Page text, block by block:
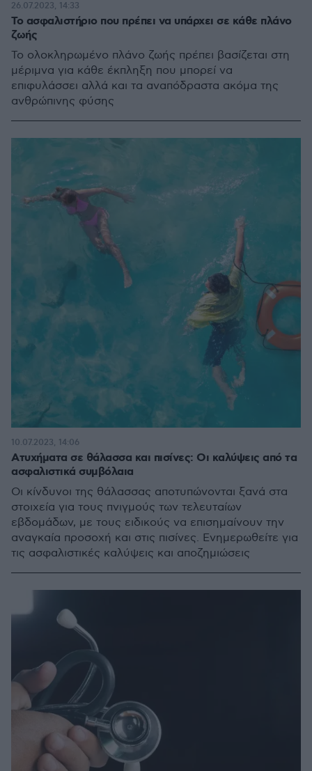
Το ασφαλιστήριο που πρέπει να υπάρχει σε κάθε πλάνο
ζωής
Το ολοκληρωμένο πλάνο ζωής πρέπει βασίζεται στη
μέριμνα για κάθε έκπληξη που μπορεί να
επιφυλάσσει αλλά και τα αναπόδραστα ακόμα της
ανθρώπινης φύσης
26.07.2023, 14:33
Aτυχήματα σε θάλασσα και πισίνες: Οι καλύψεις από τα
ασφαλιστικά συμβόλαια
Οι κίνδυνοι της θάλασσας αποτυπώνονται ξανά στα
στοιχεία για τους πνιγμούς των τελευταίων
εβδομάδων, με τους ειδικούς να επισημαίνουν την
αναγκαία προσοχή και στις πισίνες. Ενημερωθείτε για
τις ασφαλιστικές καλύψεις και αποζημιώσεις
10.07.2023, 14:06